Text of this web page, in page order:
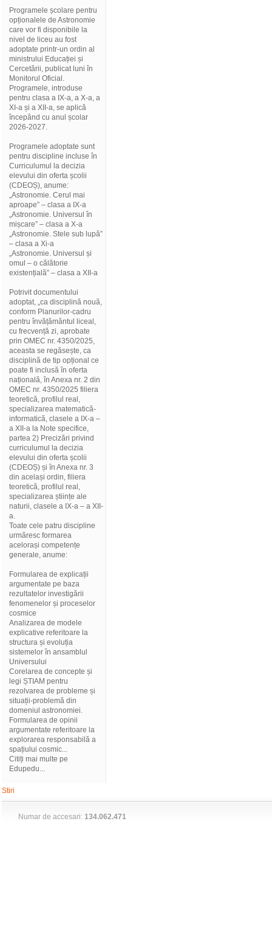
Programele școlare pentru
opționalele de Astronomie
care vor fi disponibile la
nivel de liceu au fost
adoptate printr-un ordin al
ministrului Educației și
Cercetării, publicat luni în
Monitorul Oficial.
Programele, introduse
pentru clasa a IX-a, a X-a, a
XI-a și a XII-a, se aplică
începând cu anul școlar
2026-2027.
Programele adoptate sunt
pentru discipline incluse în
Curriculumul la decizia
elevului din oferta școlii
(CDEOȘ), anume:
„Astronomie. Cerul mai
aproape” – clasa a IX-a
„Astronomie. Universul în
mișcare” – clasa a X-a
„Astronomie. Stele sub lupă”
– clasa a Xi-a
„Astronomie. Universul și
omul – o călătorie
existențială” – clasa a XII-a
Potrivit documentului
adoptat, „ca disciplină nouă,
conform Planurilor-cadru
pentru învățământul liceal,
cu frecvență zi, aprobate
prin OMEC nr. 4350/2025,
aceasta se regăsește, ca
disciplină de tip opțional ce
poate fi inclusă în oferta
națională, în Anexa nr. 2 din
OMEC nr. 4350/2025 filiera
teoretică, profilul real,
specializarea matematică-
informatică, clasele a IX-a –
a XII-a la Note specifice,
partea 2) Precizări privind
curriculumul la decizia
elevului din oferta școlii
(CDEOȘ) și în Anexa nr. 3
din același ordin, filiera
teoretică, profilul real,
specializarea științe ale
naturii, clasele a IX-a – a XII-
a.
Toate cele patru discipline
urmăresc formarea
acelorași competențe
generale, anume:
Formularea de explicații
argumentate pe baza
rezultatelor investigării
fenomenelor și proceselor
cosmice
Analizarea de modele
explicative referitoare la
structura și evoluția
sistemelor în ansamblul
Universului
Corelarea de concepte și
legi ȘTIAM pentru
rezolvarea de probleme și
situații-problemă din
domeniul astronomiei.
Formularea de opinii
argumentate referitoare la
explorarea responsabilă a
spațiului cosmic...
Citiți mai multe pe
Edupedu...
Stiri
Numar de accesari: 134.062.471